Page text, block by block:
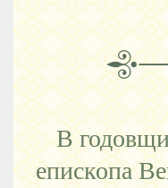
В
епископа